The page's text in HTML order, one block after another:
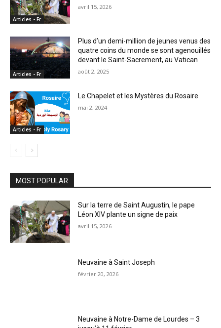
Articles - Fr
avril 15, 2026
Articles - Fr
Plus d’un demi-million de jeunes venus des
quatre coins du monde se sont agenouillés
devant le Saint-Sacrement, au Vatican
août 2, 2025
Articles - Fr
Le Chapelet et les Mystères du Rosaire
mai 2, 2024
MOST POPULAR
Sur la terre de Saint Augustin, le pape
Léon XIV plante un signe de paix
avril 15, 2026
Neuvaine à Saint Joseph
février 20, 2026
Neuvaine à Notre-Dame de Lourdes – 3